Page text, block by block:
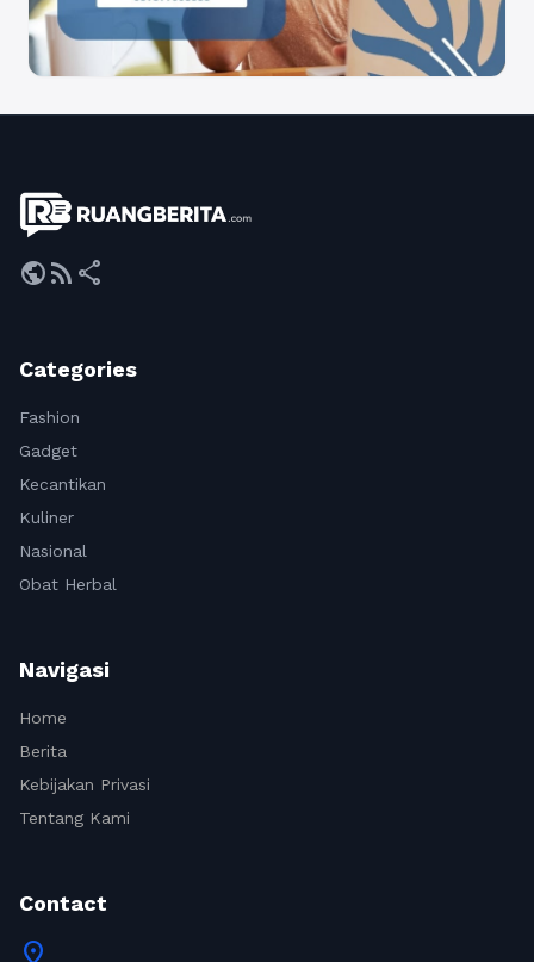
publicrss_feed share
Categories
Fashion
Gadget
Kecantikan
Kuliner
Nasional
Obat Herbal
Navigasi
Home
Berita
Kebijakan Privasi
Tentang Kami
Contact
location_on